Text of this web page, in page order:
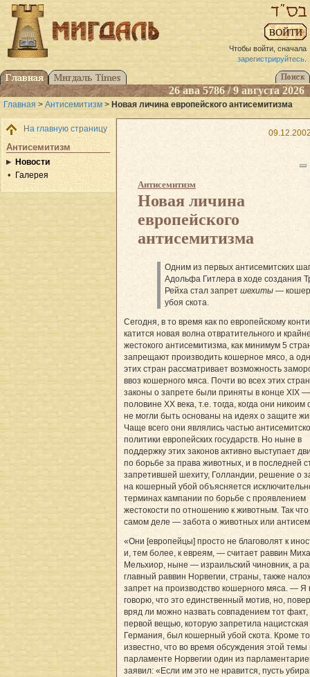
Чтобы войти, сначала
зарегистрируйтесь.
26 ава 5786 / 9 августа 2026
Главная > Антисемитизм > Новая личина европейского антисемитизма
На главную страницу
Антисемитизм
Новости
Галерея
Антисемитизм
Новая личина
европейского
антисемитизма
Одним из первых антисемитских
Адольфа Гитлера в ходе создания
Рейха стал запретшехиты —
убоя скота.
Сегодня, в то время как по европейскому
катится новая волна отвратительного и
жестокого антисемитизма, как минимум 5
запрещают производить кошерное мясо, а
этих стран рассматривает возможность
ввоз кошерного мяса. Почти во всех этих
законы о запрете были приняты в конце XIX
половине XX века, т.е. тогда, когда они никоим
не могли быть основаны на идеях о защите
Чаще всего они являлись частью
политики европейских государств. Но ныне в
поддержку этих законов активно выступает
по борьбе за права животных, и в последней
запретившей шехиту, Голландии, решение о
на кошерный убой объясняется
терминах кампании по борьбе с проявлением
жестокости по отношению к животным. Так что
самом деле — забота о животных или
«Они [европейцы] просто не благоволят к
и, тем более, к евреям, — считает раввин
Мельхиор, ныне — израильский чиновник, а
главный раввин Норвегии, страны, также
запрет на производство кошерного мяса. — Я
говорю, что это единственный мотив, но,
вряд ли можно назвать совпадением тот факт,
первой вещью, которую запретила нацистская
Германия, был кошерный убой скота. Кроме
известно, что во время обсуждения этой темы
парламенте Норвегии один из
заявил: «Если им это не нравится, пусть